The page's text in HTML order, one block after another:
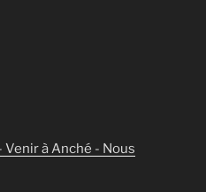
à Anché - Nous